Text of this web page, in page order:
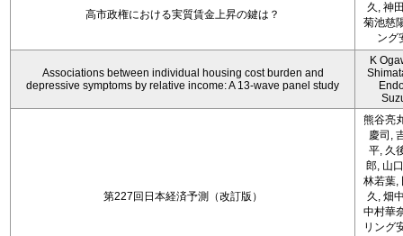
高市政権における実質賃金上昇の鍵は？
久, 神
菊池慈
ング
Associations between individual housing cost burden and
depressive symptoms by relative income: A 13-wave panel study
K
第227回日本経済予測（改訂版）
熊谷亮
慶司,
平, 久
郎, 山
林若葉,
久, 畑
中村華
リング